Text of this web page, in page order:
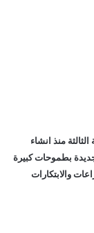
منذ انشاء
جديدة بطموحات كبيرة
والابتكارات